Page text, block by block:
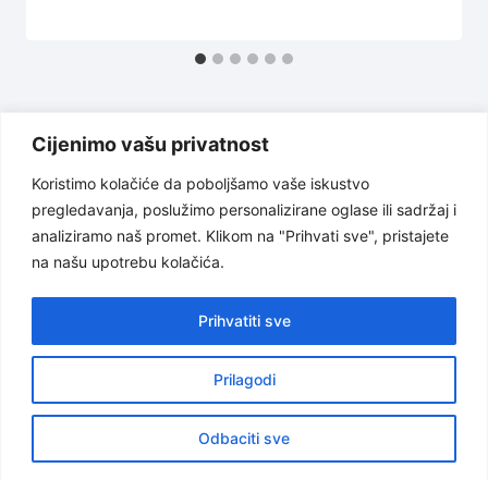
Cijenimo vašu privatnost
Koristimo kolačiće da poboljšamo vaše iskustvo
pregledavanja, poslužimo personalizirane oglase ili sadržaj i
analiziramo naš promet. Klikom na "Prihvati sve", pristajete
na našu upotrebu kolačića.
Prilagodi
Odbaciti sve
Prihvatiti sve
Uslovi korištenja
Politika privatnosti
O nama
Odricanje od odgovornosti
© 2026 Kućni ljubimci